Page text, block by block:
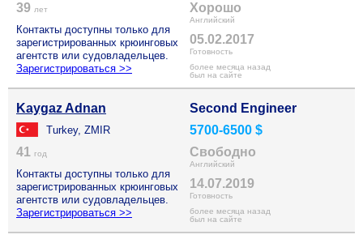
39 лет
Контакты доступны только для
зарегистрированных крюинговых
агентств или судовладельцев.
Зарегистрироваться >>
Хорошо
Английский
05.02.2017
Готовность
более месяца назад
был на сайте
Kaygaz Adnan
Turkey, ZMIR
41 год
Контакты доступны только для
зарегистрированных крюинговых
агентств или судовладельцев.
Зарегистрироваться >>
Second Engineer
5700-6500 $
Свободно
Английский
14.07.2019
Готовность
более месяца назад
был на сайте